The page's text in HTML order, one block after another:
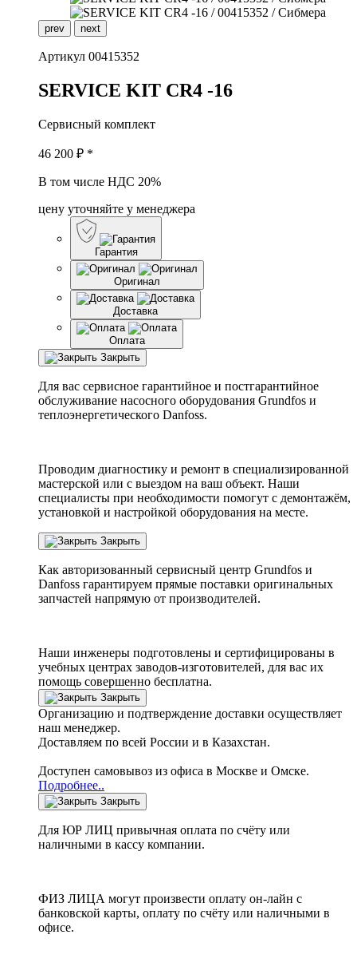
prev next
Артикул 00415352
SERVICE KIT CR4 -16
Сервисный комплект
46 200 ₽ *
В том числе НДС 20%
цену уточняйте у менеджера
Гарантия
Оригинал
Доставка
Оплата
Закрыть
Для вас сервисное гарантийное и постгарантийное
обслуживание насосного оборудования Grundfos и
теплоэнергетического Danfoss.
Проводим диагностику и ремонт в специализированной
мастерской или с выездом на ваш объект. Наши
специалисты при необходимости помогут с демонтажём,
установкой и настройкой оборудования на месте.
Закрыть
Как авторизованный сервисный центр Grundfos и
Danfoss гарантируем прямые поставки оригинальных
запчастей напрямую от производителей.
Наши инженеры подготовлены и сертифицированы в
учебных центрах заводов-изготовителей, для вас их
помощь совершенно бесплатна.
Закрыть
Организацию и подтверждение доставки осуществляет
наш менеджер.
Доставляем по всей России и в Казахстан.
Доступен самовывоз из офиса в Москве и Омске.
Подробнее..
Закрыть
Для ЮР ЛИЦ привычная оплата по счёту или
наличными в кассу компании.
ФИЗ ЛИЦА могут произвести оплату он-лайн с
банковской карты, оплату по счёту или наличными в
офисе.